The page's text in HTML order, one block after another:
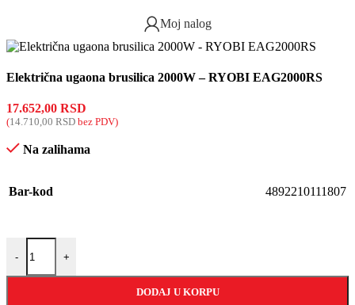
Moj nalog
Električna ugaona brusilica 2000W – RYOBI EAG2000RS
17.652,00 RSD
(14.710,00 RSD bez PDV)
Na zalihama
Bar-kod 4892210111807
- +
DODAJ U KORPU